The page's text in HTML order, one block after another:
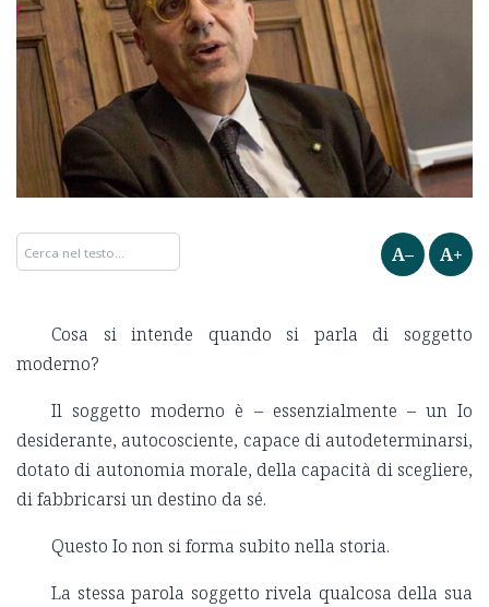
A– A+
Cosa si intende quando si parla di soggetto
moderno?
Il soggetto moderno è – essenzialmente – un Io
desiderante, autocosciente, capace di autodeterminarsi,
dotato di autonomia morale, della capacità di scegliere,
di fabbricarsi un destino da sé.
Questo Io non si forma subito nella storia.
La stessa parola soggetto rivela qualcosa della sua